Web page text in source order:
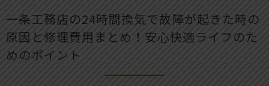
一条工務店の24時間換気で故障が起きた時の
原因と修理費用まとめ！安心快適ライフのた
めのポイント